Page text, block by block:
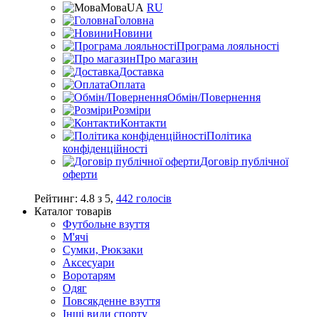
МоваUA RU
Головна
Новини
Програма лояльності
Про магазин
Доставка
Оплата
Обмін/Повернення
Розміри
Контакти
Політика
конфіденційності
Договір публічної
оферти
Рейтинг: 4.8 з 5, 442 голосів
Каталог товарів
Футбольне взуття
М'ячі
Сумки, Рюкзаки
Аксесуари
Воротарям
Одяг
Повсякденне взуття
Інші види спорту